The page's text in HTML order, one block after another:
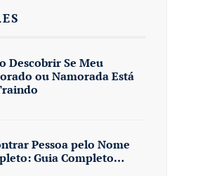
Descobrir Se Meu
ou Namorada Está
Pessoa pelo Nome
Guia Completo…